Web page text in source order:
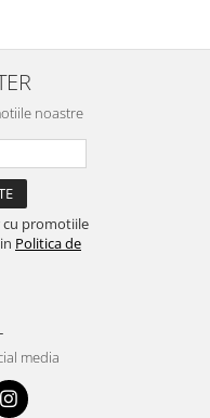
noastre
cu promotiile
Politica de
media